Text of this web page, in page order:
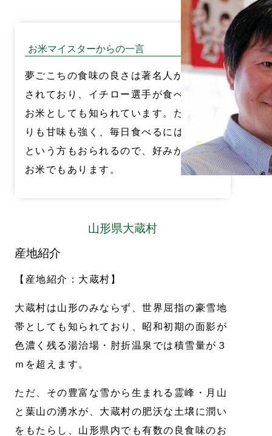
お米マイスターからの一言
夢ごこちの食味の良さは著名人からも愛
されており、イチロー選手が食べていた
お米としても知られています。ただ、粘
りも甘味も強く、毎日食べるには疲れる
という方もおられるので、好みが別れる
お米でもあります。
山形県大蔵村
産地紹介
【産地紹介：大蔵村】
大蔵村は山形のみならず、世界屈指の豪雪地
帯としても知られており、昭和初期の面影が
色濃く残る湯治場・肘折温泉では積雪量が３
ｍを超えます。
ただ、その豊富な雪から生まれる霊峰・月山
と葉山の湧水が、大蔵村の肥沃な土壌に潤い
をもたらし、山形県内でも有数の良食味のお